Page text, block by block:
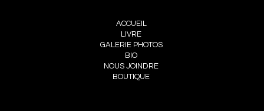
ACCUEIL
LIVRE
GALERIE PHOTOS
BIO
NOUS JOINDRE
BOUTIQUE